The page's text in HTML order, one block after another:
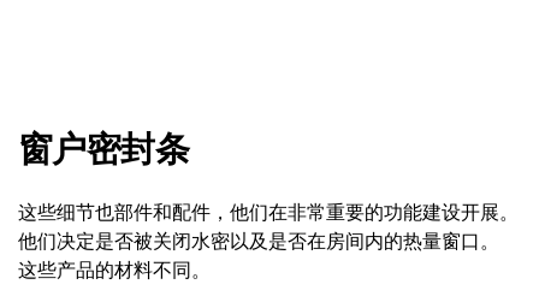
窗户密封条
这些细节也部件和配件，他们在非常重要的功能建设开展。
他们决定是否被关闭水密以及是否在房间内的热量窗口。
这些产品的材料不同。